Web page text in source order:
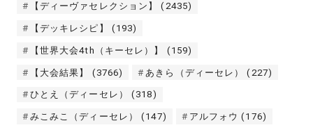
【ディーヴァセレクション】 (2435)
【デッキレシピ】 (193)
【世界大会4th（キーセレ）】 (159)
【大会結果】 (3766) あきら（ディーセレ） (227)
ひとえ（ディーセレ） (318)
みこみこ（ディーセレ） (147) アルフォウ (176)